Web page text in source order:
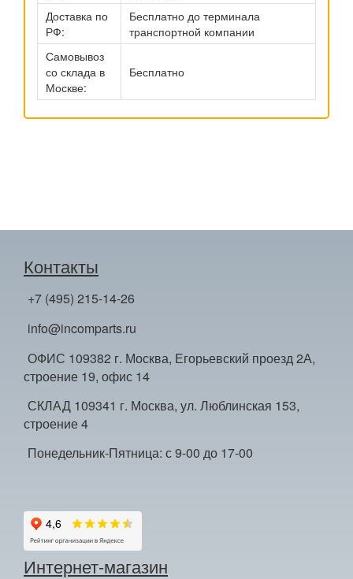
Доставка по
РФ:
Бесплатно до терминала
транспортной компании
Самовывоз
со склада в
Москве:
Бесплатно
Контакты
+7 (495) 215-14-26
info@incomparts.ru
ОФИС 109382 г. Москва, Егорьевский проезд 2А,
строение 19, офис 14
СКЛАД 109341 г. Москва, ул. Люблинская 153,
строение 4
Понедельник-Пятница: с 9-00 до 17-00
Интернет-магазин